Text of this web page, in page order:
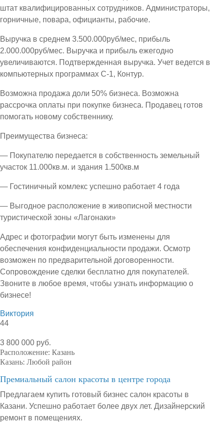
штат квалифицированных сотрудников. Администраторы,
горничные, повара, официанты, рабочие.
Выручка в среднем 3.500.000руб/мес, прибыль
2.000.000руб/мес. Выручка и прибыль ежегодно
увеличиваются. Подтвержденная выручка. Учет ведется в
компьютерных программах С-1, Контур.
Возможна продажа доли 50% бизнеса. Возможна
рассрочка оплаты при покупке бизнеса. Продавец готов
помогать новому собственнику.
Преимущества бизнеса:
— Покупателю передается в собственность земельный
участок 11.000кв.м. и здания 1.500кв.м
— Гостиничный комлекс успешно работает 4 года
— Выгодное расположение в живописной местности
туристической зоны «Лагонаки»
Адрес и фотографии могут быть изменены для
обеспечения конфиденциальности продажи. Осмотр
возможен по предварительной договоренности.
Сопровождение сделки бесплатно для покупателей.
Звоните в любое время, чтобы узнать информацию о
бизнесе!
Виктория
44
3 800 000 руб.
Расположение: Казань
Казань: Любой район
Премиальный салон красоты в центре города
Предлагаем купить готовый бизнес салон красоты в
Казани. Успешно работает более двух лет. Дизайнерский
ремонт в помещениях.